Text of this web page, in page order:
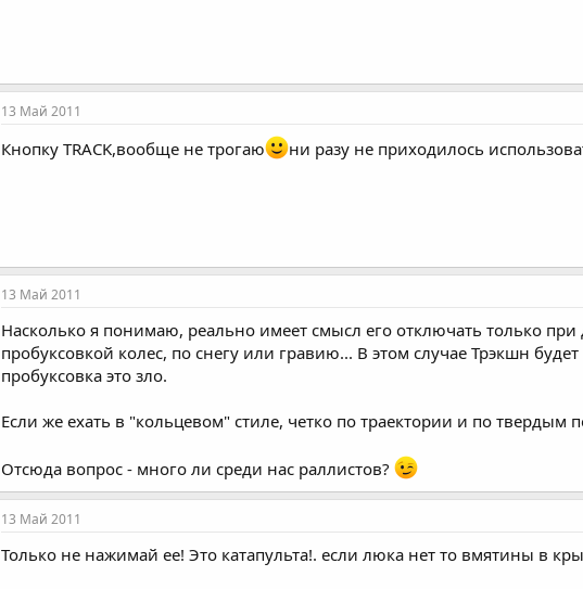
13 Май 2011
Кнопку TRACK,вообще не трогаю ни разу не приходилось
13 Май 2011
Насколько я понимаю, реально имеет смысл его отключать только
пробуксовкой колес, по снегу или гравию... В этом случае Трэкшн
пробуксовка это зло.
Если же ехать в "кольцевом" стиле, четко по траектории и по
Отсюда вопрос - много ли среди нас раллистов?
13 Май 2011
Только не нажимай ее! Это катапульта!. если люка нет то вмятины в